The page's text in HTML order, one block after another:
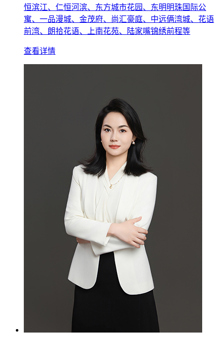
恒滨江、仁恒河滨、东方城市花园、东明明珠国际公
寓、一品漫城、金茂府、尚汇豪庭、中远俩湾城、花语
前湾、朗拾花语、上南花苑、陆家嘴锦绣前程等
查看详情